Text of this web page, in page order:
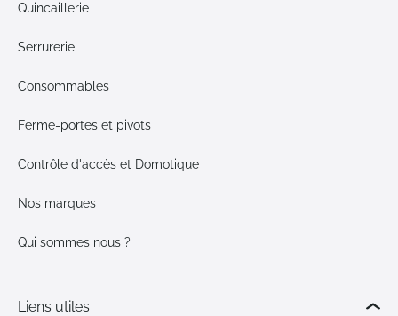
Quincaillerie
Serrurerie
Consommables
Ferme-portes et pivots
Contrôle d'accès et Domotique
Nos marques
Qui sommes nous ?
Liens utiles